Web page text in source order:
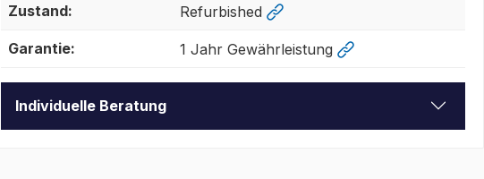
Zustand: Refurbished
Garantie: 1 Jahr Gewährleistung
Individuelle Beratung